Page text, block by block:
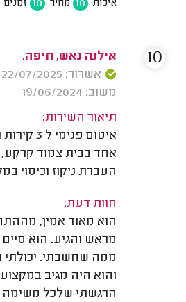
איכות 10 מחיר 10 זמנים
אילנה נאש, חיפה.
אשרור: 22/07/2025
משוב: 19/06/2024
תיאור השירות:
איטום
אחד בבית צמוד קרקע,
העברת ניקוז וכיסוי
חוות דעת:
הוא מאוד אמין,
מראש והגיע. הוא
ממה שחשבתי.
והוא היה מגיב
הרגשתי שלכל משימה
10